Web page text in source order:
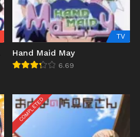
TV
Hand Maid May
6.69
COMPLETED